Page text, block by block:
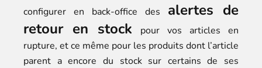
configurer en back-office des alertes de
retour en stock pour vos articles en
rupture, et ce même pour les produits dont l’article
parent a encore du stock sur certains de ses